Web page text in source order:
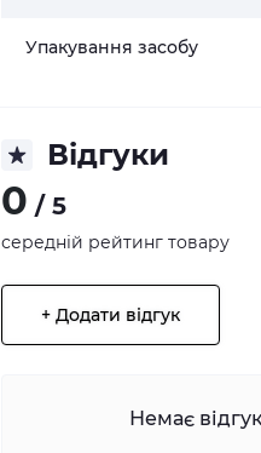
Упакування засобу
Відгуки
0 / 5
середній рейтинг товару
+ Додати відгук
Немає